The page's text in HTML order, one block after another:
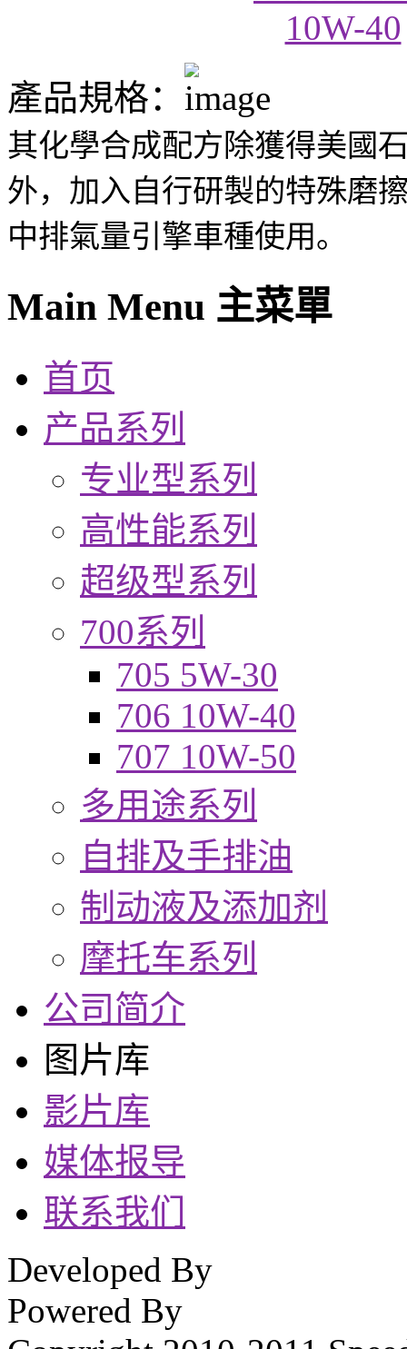
產品規格：
其化學合成配方除獲得美國
外，加入自行研製的特殊磨
中排氣量引擎車種使用。
Main Menu 主菜單
首页
产品系列
专业型系列
高性能系列
超级型系列
700系列
705 5W-30
706 10W-40
707 10W-50
多用途系列
自排及手排油
制动液及添加剂
摩托车系列
公司简介
图片库
影片库
媒体报导
联系我们
Developed By
Powered By